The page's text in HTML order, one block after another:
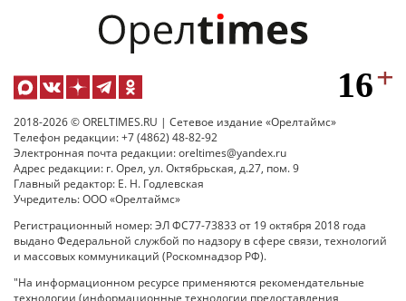
2018-2026 © ORELTIMES.RU | Сетевое издание «Орелтаймс»
Телефон редакции: +7 (4862) 48-82-92
Электронная почта редакции: oreltimes@yandex.ru
Адрес редакции: г. Орел, ул. Октябрьская, д.27, пом. 9
Главный редактор: Е. Н. Годлевская
Учредитель: ООО «Орелтаймс»
Регистрационный номер: ЭЛ ФС77-73833 от 19 октября 2018 года
выдано Федеральной службой по надзору в сфере связи, технологий
и массовых коммуникаций (Роскомнадзор РФ).
"На информационном ресурсе применяются рекомендательные
технологии (информационные технологии предоставления